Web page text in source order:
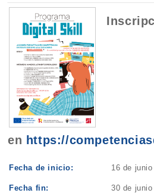
en https://
Fecha de inicio: 16 de
Fecha fin: 30 de